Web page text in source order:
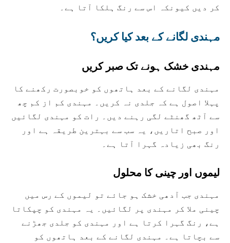
کر دیں کیونکہ اس سے رنگ ہلکا آتا ہے۔
مہندی لگانے کے بعد کیا کریں؟
مہندی خشک ہونے تک صبر کریں
مہندی لگانے کے بعد ہاتھوں کو خوبصورت رکھنے کا
پہلا اصول ہے کہ جلدی نہ کریں۔ مہندی کم از کم چھ
سے آٹھ گھنٹے لگی رہنے دیں۔ رات کو مہندی لگائیں
اور صبح اتاریں، یہ سب سے بہترین طریقہ ہے اور
رنگ بھی زیادہ گہرا آتا ہے۔
لیموں اور چینی کا محلول
مہندی جب آدھی خشک ہو جائے تو لیموں کے رس میں
چینی ملا کر مہندی پر لگائیں۔ یہ مہندی کو چپکاتا
ہے، رنگ گہرا کرتا ہے اور مہندی کو جلدی جھڑنے
سے بچاتا ہے۔ مہندی لگانے کے بعد ہاتھوں کو